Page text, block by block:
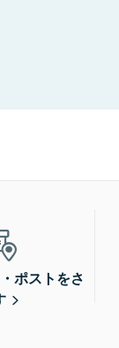
ポストをさ